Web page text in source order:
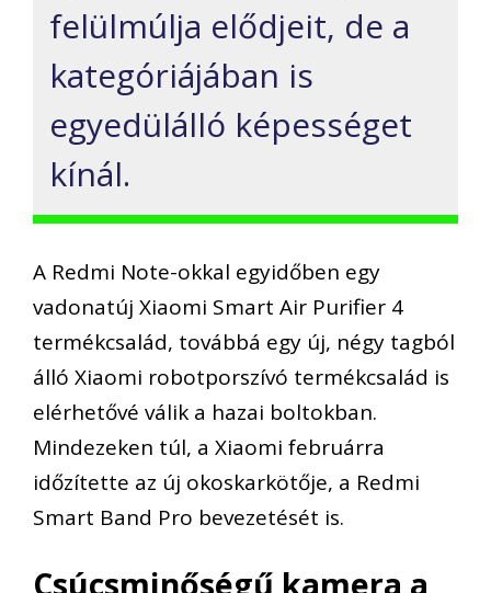
felülmúlja elődjeit, de a
kategóriájában is
egyedülálló képességet
kínál.
A Redmi Note-okkal egyidőben egy
vadonatúj Xiaomi Smart Air Purifier 4
termékcsalád, továbbá egy új, négy tagból
álló Xiaomi robotporszívó termékcsalád is
elérhetővé válik a hazai boltokban.
Mindezeken túl, a Xiaomi februárra
időzítette az új okoskarkötője, a Redmi
Smart Band Pro bevezetését is.
Csúcsminőségű kamera a